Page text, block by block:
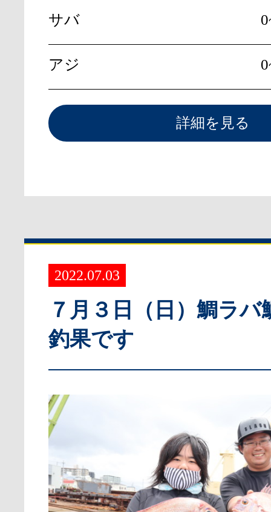
サバ
アジ
詳細を見る
2022.07.03
７月３日（日）鯛ラバ
釣果です